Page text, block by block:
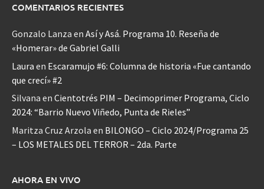
COMENTARIOS RECIENTES
Gonzalo Lanza en Así y Asá. Programa 10. Reseña de
«Homerar» de Gabriel Galli
Laura en Escaramujo #6: Columna de historia «Fue cantando
que crecí» #2
Silvana en Cientotrés PIM – Decimoprimer Programa, Ciclo
2024: “Barrio Nuevo Viñedo, Punta de Rieles”
Maritza Cruz Arzola en BILONGO – Ciclo 2024/Programa 25
– LOS METALES DEL TERROR – 2da. Parte
AHORA EN VIVO